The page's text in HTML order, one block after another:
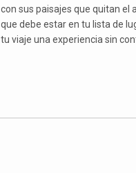
con sus paisajes que quitan el
que debe estar en tu lista de
tu viaje una experiencia sin